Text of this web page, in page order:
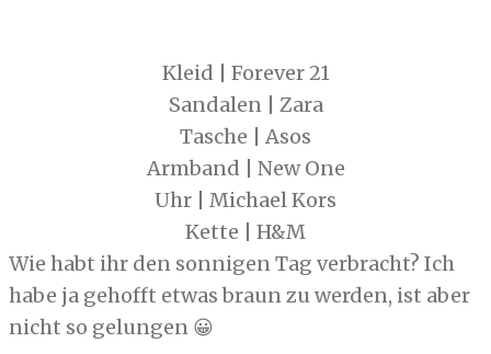
Kleid | Forever 21
Sandalen | Zara
Tasche | Asos
Armband | New One
Uhr | Michael Kors
Kette | H&M
Wie habt ihr den sonnigen Tag verbracht? Ich
habe ja gehofft etwas braun zu werden, ist aber
nicht so gelungen 😀